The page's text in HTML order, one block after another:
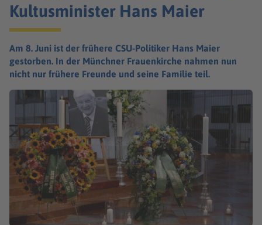
Kultusminister Hans Maier
Am 8. Juni ist der frühere CSU-Politiker Hans Maier
gestorben. In der Münchner Frauenkirche nahmen nun
nicht nur frühere Freunde und seine Familie teil.